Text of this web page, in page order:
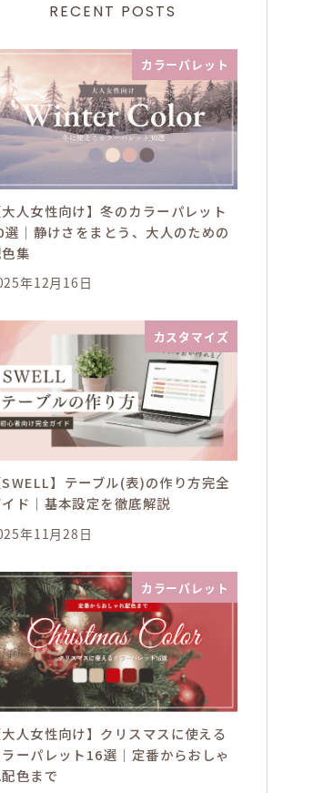
RECENT POSTS
カラーパレット
大人女性向け】冬のカラーパレット
選｜静けさをまとう、大人のための
集
年12月16日
カスタマイズ
SWELL】テーブル(表)の作り方完全
ド｜基本設定を徹底解説
年11月28日
カラーパレット
大人女性向け】クリスマスに使える
ラーパレット16選｜定番からおしゃ
色まで